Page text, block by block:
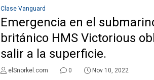
Clase Vanguard
Emergencia en el
británico HMS Victorious
salir a la superficie.
elSnorkel.com 0 Nov 10, 2022